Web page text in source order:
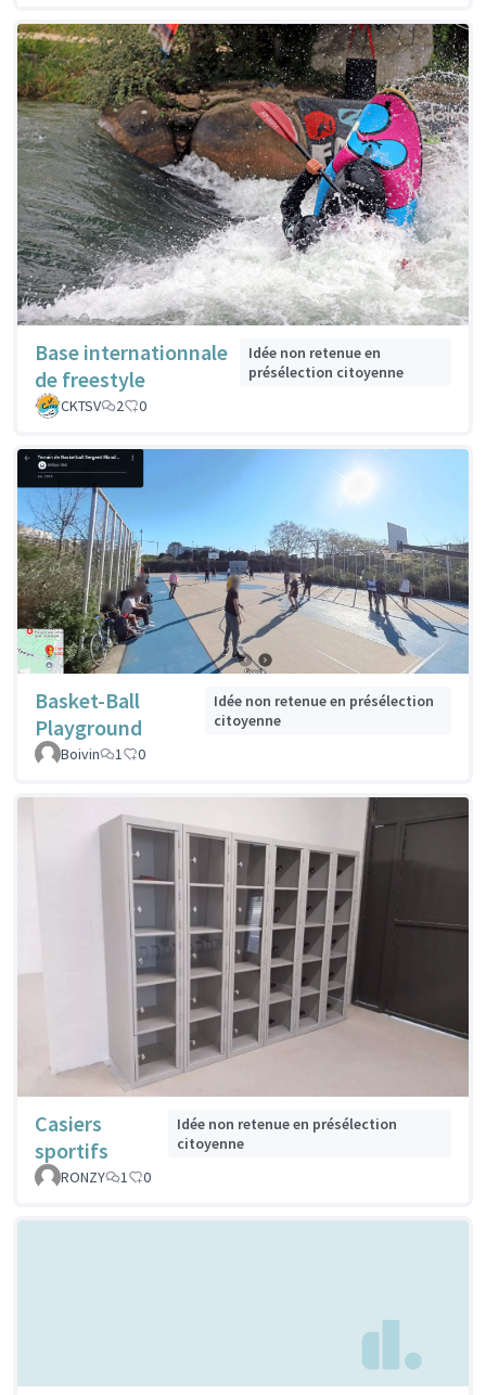
Base internationnale
de freestyle
Idée non retenue en
présélection citoyenne
CKTSV
2 0
Basket-Ball
Playground
Idée non retenue en présélection
citoyenne
Boivin
1 0
Casiers
sportifs
Idée non retenue en présélection
citoyenne
RONZY
1 0